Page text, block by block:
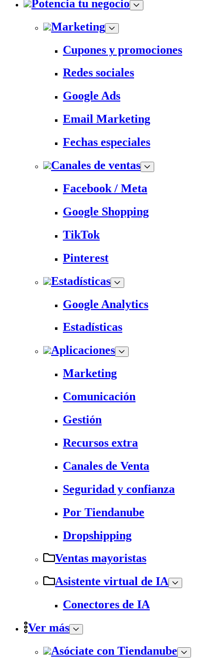
Potencia tu negocio
Marketing
Cupones y promociones
Redes sociales
Google Ads
Email Marketing
Fechas especiales
Canales de ventas
Facebook / Meta
Google Shopping
TikTok
Pinterest
Estadísticas
Google Analytics
Estadísticas
Aplicaciones
Marketing
Comunicación
Gestión
Recursos extra
Canales de Venta
Seguridad y confianza
Por Tiendanube
Dropshipping
Ventas mayoristas
Asistente virtual de IA
Conectores de IA
Ver más
Asóciate con Tiendanube